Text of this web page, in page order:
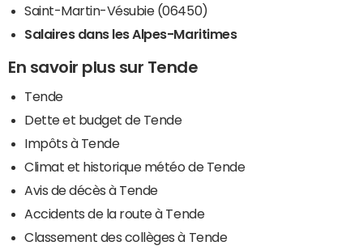
Saint-Martin-Vésubie (06450)
Salaires dans les Alpes-Maritimes
En savoir plus sur Tende
Tende
Dette et budget de Tende
Impôts à Tende
Climat et historique météo de Tende
Avis de décès à Tende
Accidents de la route à Tende
Classement des collèges à Tende